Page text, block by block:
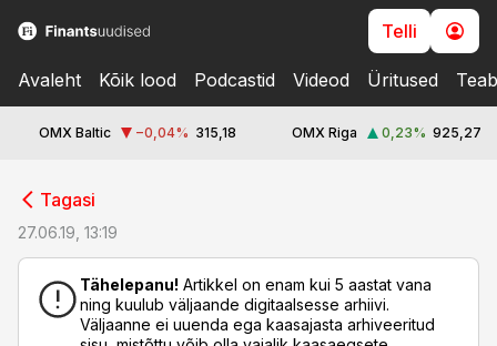
Telli
Avaleht Kõik lood Podcastid Videod Üritused
OMX Baltic −0,04% 315,18 OMX Riga 0,23% 925,27
Tagasi
27.06.19, 13:19
Tähelepanu! Artikkel on enam kui 5 aastat vana
ning kuulub väljaande digitaalsesse arhiivi.
Väljaanne ei uuenda ega kaasajasta arhiveeritud